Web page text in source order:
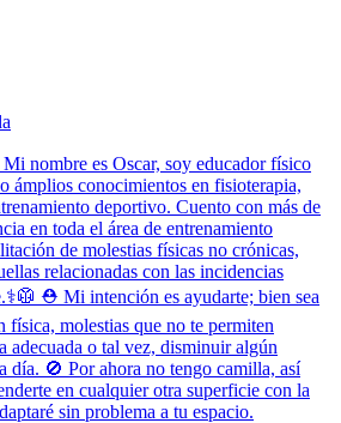
nombre es Oscar, soy educador físico
ámplios conocimientos en fisioterapia,
deportivo. Cuento con más de
en toda el área de entrenamiento
de molestias físicas no crónicas,
relacionadas con las incidencias
⛑️ Mi intención es ayudarte; bien sea
física, molestias que no te permiten
adecuada o tal vez, disminuir algún
día. 🚫 Por ahora no tengo camilla, así
en cualquier otra superficie con la
sin problema a tu espacio.